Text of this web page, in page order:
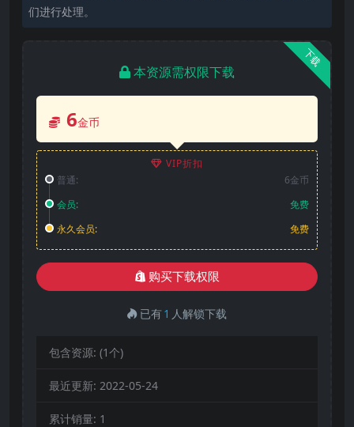
们进行处理。
下载
本资源需权限下载
6金币
VIP折扣
普通:
6金币
会员:
免费
永久会员:
免费
购买下载权限
已有1 人解锁下载
包含资源: (1个)
最近更新: 2022-05-24
累计销量: 1